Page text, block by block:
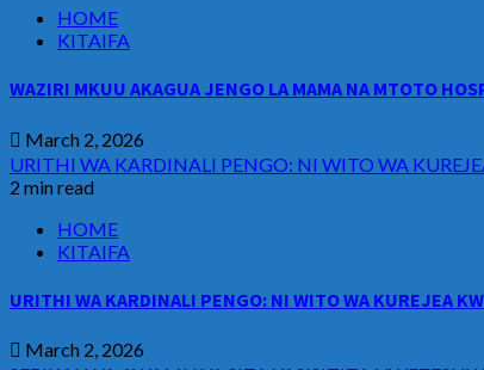
HOME
KITAIFA
WAZIRI MKUU AKAGUA JENGO LA MAMA NA MTOTO
March 2, 2026
URITHI WA KARDINALI PENGO: NI WITO WA
2 min read
HOME
KITAIFA
URITHI WA KARDINALI PENGO: NI WITO WA KUREJEA
March 2, 2026